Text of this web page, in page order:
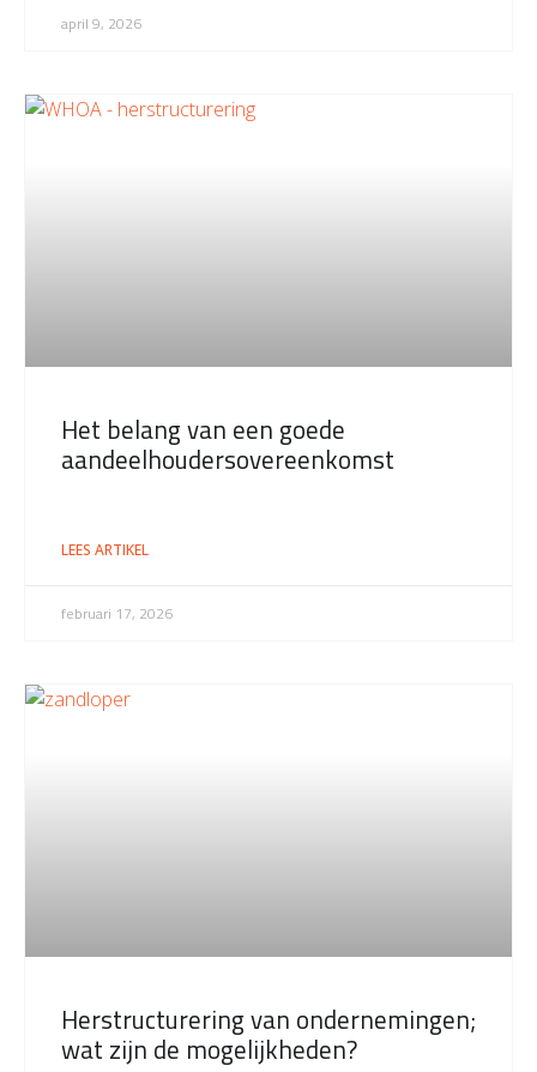
april 9, 2026
Het belang van een goede
aandeelhoudersovereenkomst
LEES ARTIKEL
februari 17, 2026
Herstructurering van ondernemingen;
wat zijn de mogelijkheden?